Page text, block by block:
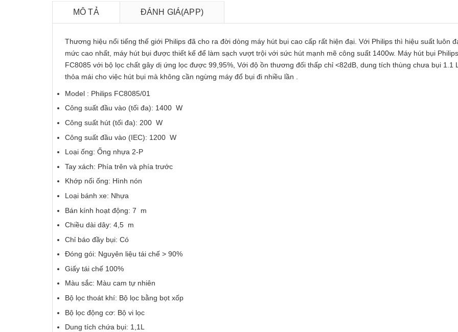
MÔ TẢ ĐÁNH GIÁ(APP)
Thương hiệu nổi tiếng thế giới Philips đã cho ra đời dòng máy hút bụi cao cấp rất hiện đại. Với Philips thì hiệu suất luôn
mức cao nhất, máy hút bụi được thiết kế để làm sạch vượt trội với sức hút mạnh mẽ công suất 1400w. Máy hút bụi Philips
FC8085 với bộ lọc chất gây dị ứng lọc được 99,95%, Với độ ồn thương đối thấp chỉ <82dB, dung tích thùng chưa bụi 1.1 L
thỏa mái cho việc hút bụi mà không cần ngừng máy đổ bụi đi nhiều lần .
Model : Philips FC8085/01
Công suất đầu vào (tối đa): 1400 W
Công suất hút (tối đa): 200 W
Công suất đầu vào (IEC): 1200 W
Loại ống: Ống nhựa 2-P
Tay xách: Phía trên và phía trước
Khớp nối ống: Hình nón
Loại bánh xe: Nhựa
Bán kính hoạt động: 7 m
Chiều dài dây: 4,5 m
Chỉ báo đầy bụi: Có
Đóng gói: Nguyên liệu tái chế > 90%
Giấy tái chế 100%
Màu sắc: Màu cam tự nhiên
Bộ lọc thoát khí: Bộ lọc bằng bọt xốp
Bộ lọc động cơ: Bộ vi lọc
Dung tích chứa bụi: 1,1L